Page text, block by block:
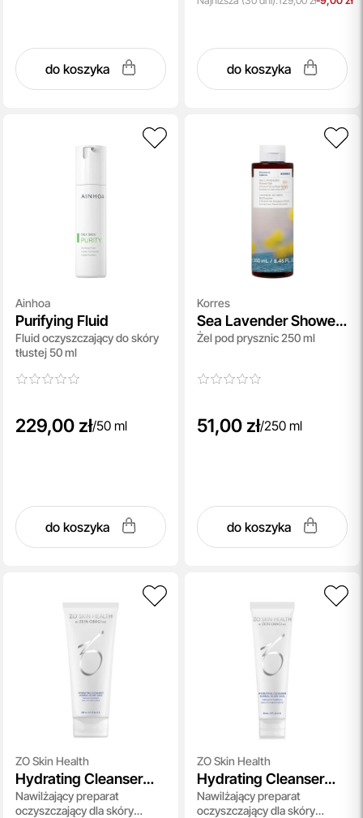
do koszyka do koszyka
Ainhoa
Purifying Fluid
Fluid oczyszczający do skóry
tłustej 50 ml
229,00 zł/50 ml
do koszyka
Korres
Sea Lavender Shower
Gel
Żel pod prysznic 250 ml
51,00 zł/250 ml
do koszyka
ZO Skin Health
Hydrating Cleanser
Normal To Dry Skin
Nawilżający preparat
oczyszczający dla skóry
ZO Skin Health
Hydrating Cleanser
Normal To Dry Skin
Nawilżający preparat
oczyszczający dla skóry